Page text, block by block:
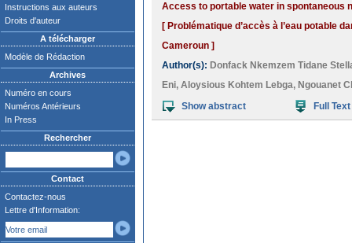
Instructions aux auteurs
Droits d'auteur
A télécharger
Modèle de Rédaction
Archives
Numéro en cours
Numéros Antérieurs
In Press
Rechercher
Contact
Contactez-nous
Lettre d'Information:
Access to portable water in spontaneous
[ Problématique d’accès à l’eau potable
Cameroun ]
Author(s): Donfack Nkemzem Tidane
Eni, Aloysious Kohtem Lebga, Ngouanet
Show abstract
Full Text